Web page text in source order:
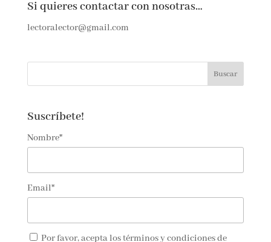
Si quieres contactar con nosotras…
lectoralector@gmail.com
Suscríbete!
Nombre*
Email*
Por favor, acepta lostérminos y condiciones de